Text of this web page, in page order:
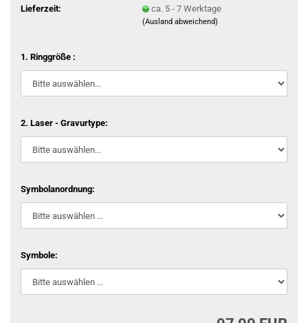
Lieferzeit:
ca. 5 - 7 Werktage
(Ausland abweichend)
1. Ringgröße :
2. Laser - Gravurtype:
Symbolanordnung:
Symbole: